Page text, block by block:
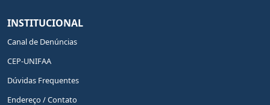
INSTITUCIONAL
Canal de Denúncias
CEP-UNIFAA
Dúvidas Frequentes
Endereço / Contato